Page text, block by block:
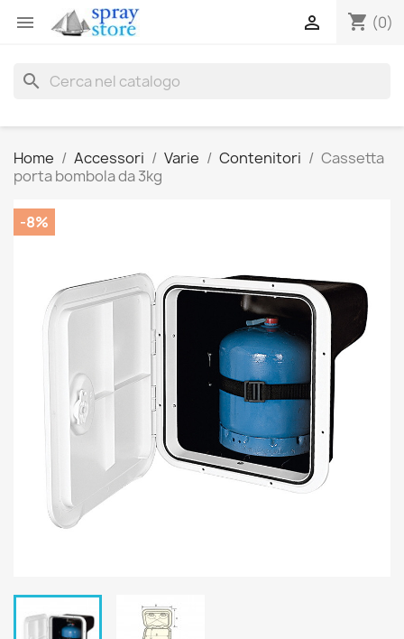
 shopping_cart (0)

search
Home Accessori Varie Contenitori
Cassetta
porta bombola da 3kg
-8%